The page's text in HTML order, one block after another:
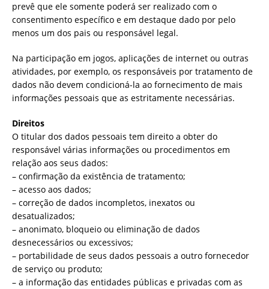
prevê que ele somente poderá ser realizado com o
consentimento específico e em destaque dado por pelo
menos um dos pais ou responsável legal.
Na participação em jogos, aplicações de internet ou outras
atividades, por exemplo, os responsáveis por tratamento de
dados não devem condicioná-la ao fornecimento de mais
informações pessoais que as estritamente necessárias.
Direitos
O titular dos dados pessoais tem direito a obter do
responsável várias informações ou procedimentos em
relação aos seus dados:
– confirmação da existência de tratamento;
– acesso aos dados;
– correção de dados incompletos, inexatos ou
desatualizados;
– anonimato, bloqueio ou eliminação de dados
desnecessários ou excessivos;
– portabilidade de seus dados pessoais a outro fornecedor
de serviço ou produto;
– a informação das entidades públicas e privadas com as